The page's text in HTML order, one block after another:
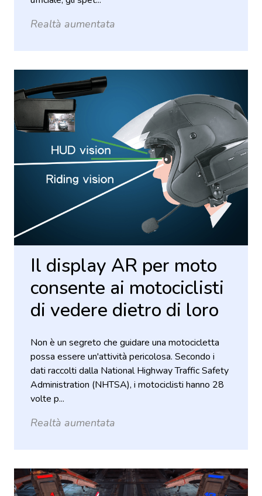
Realtà aumentata
Il display AR per moto
consente ai motociclisti
di vedere dietro di loro
Non è un segreto che guidare una motocicletta
possa essere un'attività pericolosa. Secondo i
dati raccolti dalla National Highway Traffic Safety
Administration (NHTSA), i motociclisti hanno 28
volte p...
Realtà aumentata